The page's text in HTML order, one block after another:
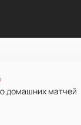
домашних матчей